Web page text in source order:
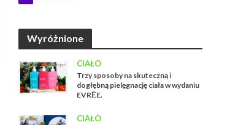
Wyróżnione
CIAŁO
Trzy sposoby na skuteczną i
dogłębną pielęgnację ciała w wydaniu
EVRĒE.
CIAŁO